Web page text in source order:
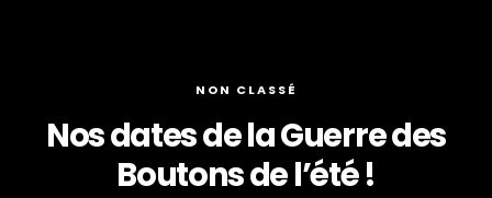
NON CLASSÉ
Nos dates de la Guerre des
Boutons de l’été !